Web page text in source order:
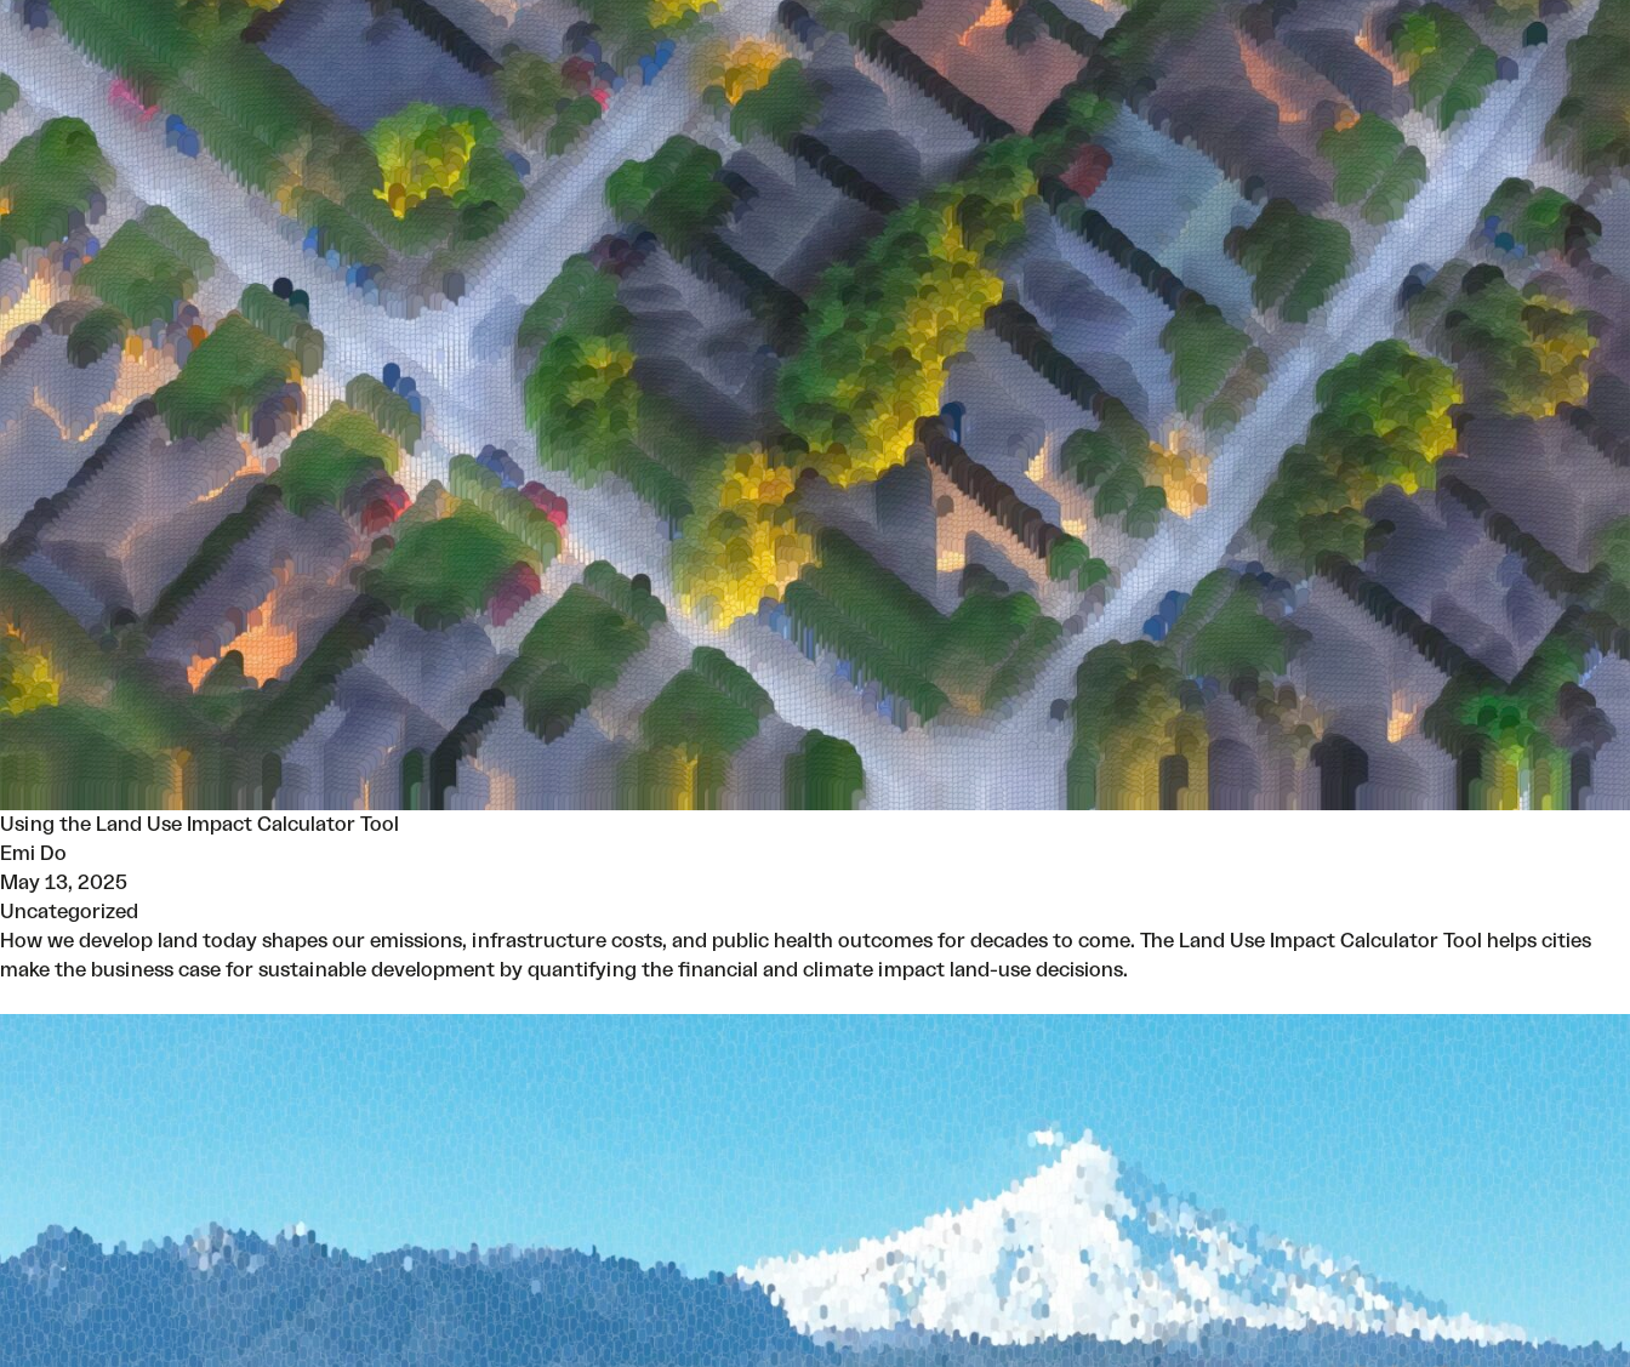
Using the Land Use Impact Calculator Tool
Emi Do
May 13, 2025
Uncategorized
How we develop land today shapes our emissions, infrastructure costs, and public health outcomes for decades to come. The Land Use Impact Calculator Tool helps cities
make the business case for sustainable development by quantifying the financial and climate impact land-use decisions.